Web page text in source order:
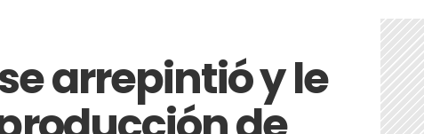
arrepintió y le